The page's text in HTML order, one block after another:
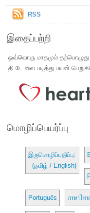
RSS
இதைப்பற்றி
ஒவ்வொரு மாதமும்
தி டே வை படித்து பயன்
மொழிப்பெயர்ப்பு
இருமொழிப்பதிப்பு:
(தமிழ் / English)
Português ภาษาไทย